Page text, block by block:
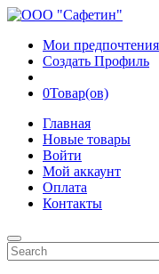
Мои предпочтения
Создать Профиль
0Товар(ов)
Главная
Новые товары
Войти
Мой аккаунт
Оплата
Контакты